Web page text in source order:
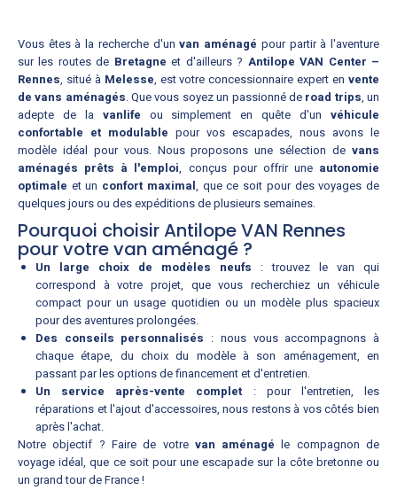
Vous êtes à la recherche d'unvan aménagé pour partir à l'aventure
sur les routes de Bretagne et d'ailleurs ? Antilope VAN Center –
Rennes, situé à Melesse, est votre concessionnaire expert envente
de vans aménagés. Que vous soyez un passionné de road trips, un
adepte de la vanlife ou simplement en quête d'unvéhicule
confortable et modulable pour vos escapades, nous avons le
modèle idéal pour vous. Nous proposons une sélection de vans
aménagés prêts à l'emploi, conçus pour offrir une autonomie
optimale et un confort maximal, que ce soit pour des voyages de
quelques jours ou des expéditions de plusieurs semaines.
Pourquoi choisir Antilope VAN Rennes
pour votre van aménagé ?
Un large choix de modèles neufs : trouvez le van qui
correspond à votre projet, que vous recherchiez un véhicule
compact pour un usage quotidien ou un modèle plus spacieux
pour des aventures prolongées.
Des conseils personnalisés : nous vous accompagnons à
chaque étape, du choix du modèle à son aménagement, en
passant par les options de financement et d'entretien.
Un service après-vente complet : pour l'entretien, les
réparations et l'ajout d'accessoires, nous restons à vos côtés bien
après l'achat.
Notre objectif ? Faire de votre van aménagé le compagnon de
voyage idéal, que ce soit pour une escapade sur la côte bretonne ou
un grand tour de France !